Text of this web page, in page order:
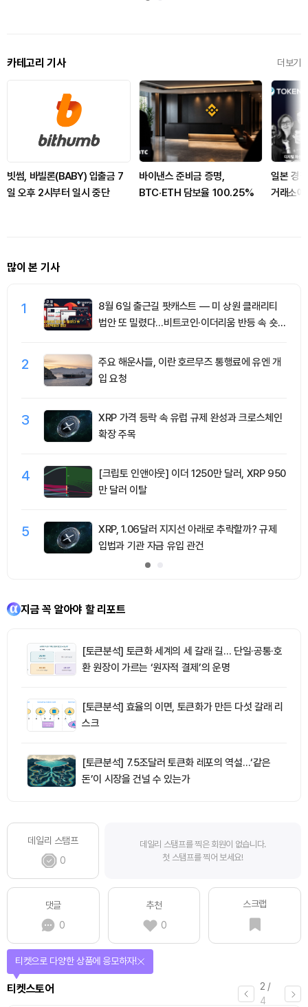
카테고리 기사 더보기
빗썸, 바빌론(BABY) 입출금 7
일 오후 2시부터 일시 중단
바이낸스 준비금 증명,
BTC·ETH 담보율 100.25%
일본 경
거래소
많이 본 기사
1
8월 6일 출근길 팟캐스트 — 미 상원 클래리티
법안 또 밀렸다…비트코인·이더리움 반등 속 숏
2
주요 해운사들, 이란 호르무즈 통행료에 유엔 개
입 요청
3
XRP 가격 등락 속 유럽 규제 완성과 크로스체인
확장 주목
4
[크립토 인앤아웃] 이더 1250만 달러, XRP 950
만 달러 이탈
5
XRP, 1.06달러 지지선 아래로 추락할까? 규제
입법과 기관 자금 유입 관건
지금 꼭 알아야 할 리포트
[토큰분석] 토큰화 세계의 세 갈래 길… 단일·공통·호
환 원장이 가르는 ‘원자적 결제’의 운명
[토큰분석] 효율의 이면, 토큰화가 만든 다섯 갈래 리
스크
[토큰분석] 7.5조달러 토큰화 레포의 역설…‘같은
돈’이 시장을 건널 수 있는가
데일리 스탬프
0
데일리 스탬프를 찍은 회원이 없습니다.
첫 스탬프를 찍어 보세요!
댓글
0
추천
0
스크랩
3 /
4
에어드랍
선물이 쏟아지는 에어드랍 이벤트!